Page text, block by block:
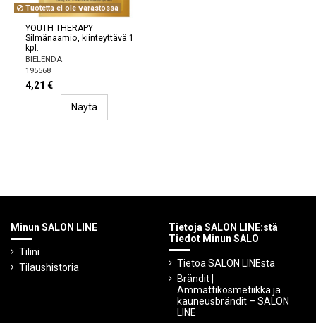
Tuotetta ei ole varastossa
YOUTH THERAPY
Silmänaamio, kiinteyttävä 1
kpl.
BIELENDA
195568
4,21 €
Näytä
Minun SALON LINE
Tilini
Tilaushistoria
Tietoja SALON LINE:stä
Tiedot Minun SALO
Tietoa SALON LINEsta
Brändit |
Ammattikosmetiikka ja
kauneusbrändit – SALON
LINE